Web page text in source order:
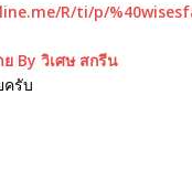
R/ti/p/
ย By วิเศษ สกรีน
ครับ